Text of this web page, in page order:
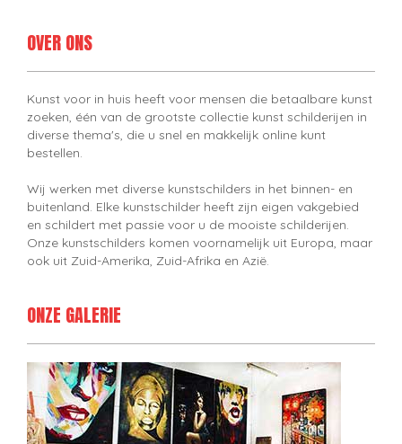
OVER ONS
Kunst voor in huis heeft voor mensen die betaalbare kunst
zoeken, één van de grootste collectie kunst schilderijen in
diverse thema's, die u snel en makkelijk online kunt
bestellen.
Wij werken met diverse kunstschilders in het binnen- en
buitenland. Elke kunstschilder heeft zijn eigen vakgebied
en schildert met passie voor u de mooiste schilderijen.
Onze kunstschilders komen voornamelijk uit Europa, maar
ook uit Zuid-Amerika, Zuid-Afrika en Azië.
ONZE GALERIE